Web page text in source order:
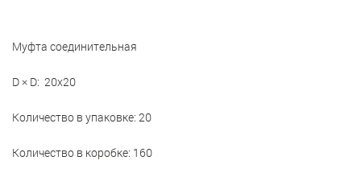
Муфта соединительная
D × D: 20x20
Количество в упаковке: 20
Количество в коробке: 160